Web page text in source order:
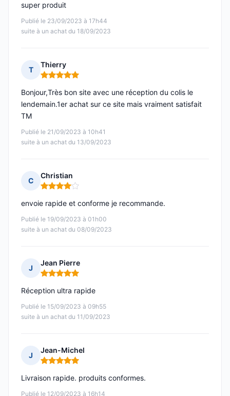
Publié le 23/09/2023 à 17h44
suite à un achat du 18/09/2023
super produit
T
Thierry
Note : 5 sur 5
Publié le 21/09/2023 à 10h41
suite à un achat du 13/09/2023
Bonjour,Très bon site avec une réception du colis le
lendemain.1er achat sur ce site mais vraiment satisfait
TM
C
Christian
Note : 4 sur 5
Publié le 19/09/2023 à 01h00
suite à un achat du 08/09/2023
envoie rapide et conforme je recommande.
J
Jean Pierre
Note : 5 sur 5
Publié le 15/09/2023 à 09h55
suite à un achat du 11/09/2023
Réception ultra rapide
J
Jean-Michel
Note : 5 sur 5
Publié le 12/09/2023 à 16h14
Livraison rapide. produits conformes.